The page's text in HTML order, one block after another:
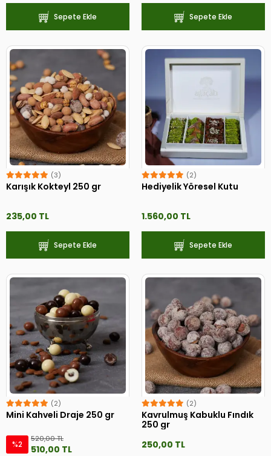
Sepete Ekle Sepete Ekle
(3)
Karışık Kokteyl 250 gr
235,00 TL
Sepete Ekle
(2)
Hediyelik Yöresel Kutu
1.560,00 TL
Sepete Ekle
(2)
Mini Kahveli Draje 250 gr
%2
520,00 TL
510,00 TL
(2)
Kavrulmuş Kabuklu Fındık
250 gr
250,00 TL